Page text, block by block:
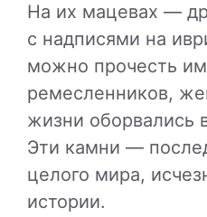
На их мацевах —
с надписями на
можно прочесть
ремесленников,
жизни оборвались
Эти камни —
целого мира,
истории.